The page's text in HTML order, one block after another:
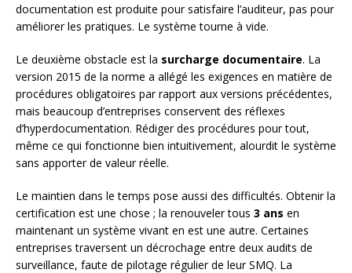
documentation est produite pour satisfaire l’auditeur, pas pour
améliorer les pratiques. Le système tourne à vide.
Le deuxième obstacle est la surcharge documentaire. La
version 2015 de la norme a allégé les exigences en matière de
procédures obligatoires par rapport aux versions précédentes,
mais beaucoup d’entreprises conservent des réflexes
d’hyperdocumentation. Rédiger des procédures pour tout,
même ce qui fonctionne bien intuitivement, alourdit le système
sans apporter de valeur réelle.
Le maintien dans le temps pose aussi des difficultés. Obtenir la
certification est une chose ; la renouveler tous 3 ans en
maintenant un système vivant en est une autre. Certaines
entreprises traversent un décrochage entre deux audits de
surveillance, faute de pilotage régulier de leur SMQ. La